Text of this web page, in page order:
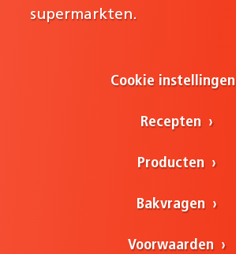
supermarkten.
Cookie instellingen
Recepten
Producten
Bakvragen
Voorwaarden